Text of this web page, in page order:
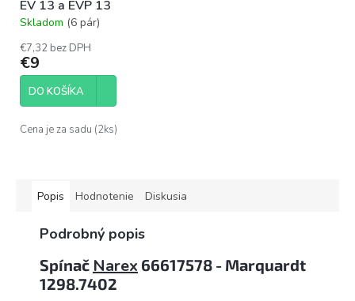
EV 13 a EVP 13
Priemerné
produktu
je
4,2
hviezdičiek.
Skladom (6 pár)
€7,32 bez DPH
€9
DO KOŠÍKA
Cena je za sadu (2ks)
Popis Hodnotenie Diskusia
Podrobný popis
Spínač Narex 66617578 - Marquardt
1298.7402